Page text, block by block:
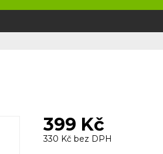
399 Kč
330 Kč bez DPH